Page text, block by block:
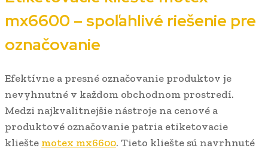
mx6600 – spoľahlivé riešenie pre
označovanie
Efektívne a presné označovanie produktov je
nevyhnutné v každom obchodnom prostredí.
Medzi najkvalitnejšie nástroje na cenové a
produktové označovanie patria etiketovacie
kliešte motex mx6600. Tieto kliešte sú navrhnuté